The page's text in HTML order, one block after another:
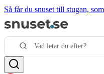
Så får du snuset till stugan,